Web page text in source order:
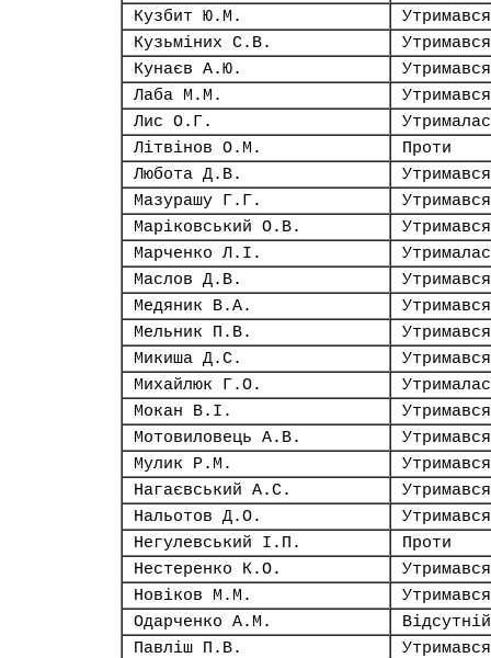
Кузбит Ю.М.
Утримався
Кузьміних С.В.
Утримався
Кунаєв А.Ю.
Утримався
Лаба М.М.
Утримався
Лис О.Г.
Літвінов О.М.
Проти
Любота Д.В.
Утримався
Мазурашу Г.Г.
Утримався
Маріковський О.В.
Утримався
Марченко Л.І.
Маслов Д.В.
Утримався
Медяник В.А.
Утримався
Мельник П.В.
Утримався
Микиша Д.С.
Утримався
Михайлюк Г.О.
Мокан В.І.
Утримався
Мотовиловець А.В.
Утримався
Мулик Р.М.
Утримався
Нагаєвський А.С.
Утримався
Нальотов Д.О.
Утримався
Негулевський І.П.
Проти
Нестеренко К.О.
Утримався
Новіков М.М.
Утримався
Одарченко А.М.
Відсутній
Павліш П.В.
Утримався